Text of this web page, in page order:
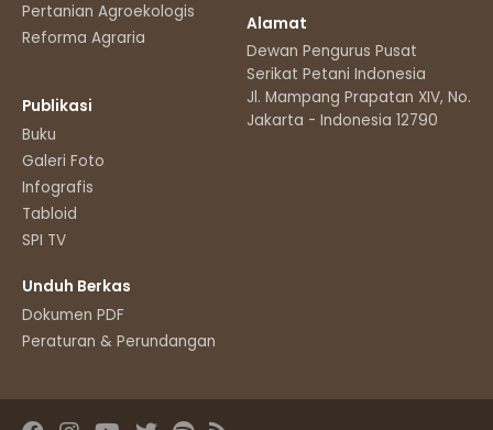
Pertanian Agroekologis
Reforma Agraria
Publikasi
Buku
Galeri Foto
Infografis
Tabloid
SPI TV
Unduh Berkas
Dokumen PDF
Peraturan & Perundangan
Alamat
Dewan Pengurus Pusat
Serikat Petani Indonesia
Jl. Mampang Prapatan XIV, No.11
Jakarta - Indonesia 12790